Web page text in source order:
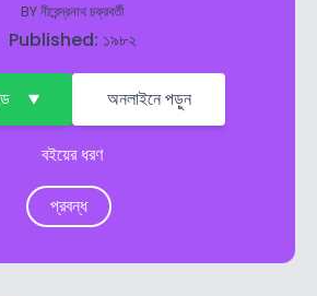
BYনীরেন্দ্রনাথ চক্রবর্তী
Published: ১৯৮২
অনলাইনে পড়ুন
বইয়ের ধরণ
প্রবন্ধ